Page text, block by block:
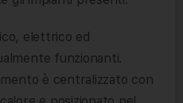
elettrico ed
funzionanti.
è centralizzato con